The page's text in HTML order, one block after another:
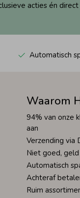
acties én
Automatisch
Waarom
94% van onze
aan
Verzending via
Niet goed,
Automatisch
Achteraf
Ruim